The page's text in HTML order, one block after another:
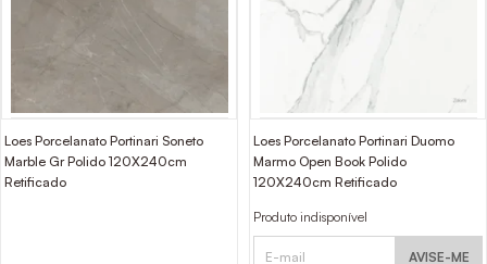
Loes Porcelanato Portinari Soneto
Marble Gr Polido 120X240cm
Retificado
Loes Porcelanato Portinari Duomo
Marmo Open Book Polido
120X240cm Retificado
Produto indisponível
AVISE-ME